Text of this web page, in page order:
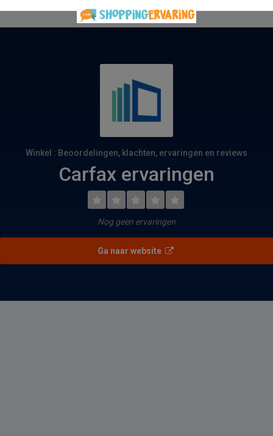
Winkel : Beoordelingen, klachten, ervaringen en reviews
Carfax ervaringen
Nog geen ervaringen
Ga naar website